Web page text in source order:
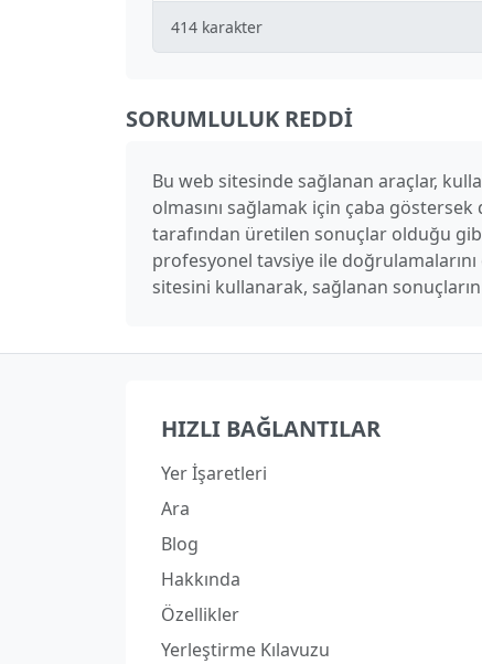
414 karakter
SORUMLULUK REDDI
Bu web sitesinde sağlanan araçlar,
olmasını sağlamak için çaba göstersek
tarafından üretilen sonuçlar olduğu
profesyonel tavsiye ile
sitesini kullanarak, sağlanan
HIZLI BAĞLANTILAR
Yer İşaretleri
Ara
Blog
Hakkında
Özellikler
Yerleştirme Kılavuzu